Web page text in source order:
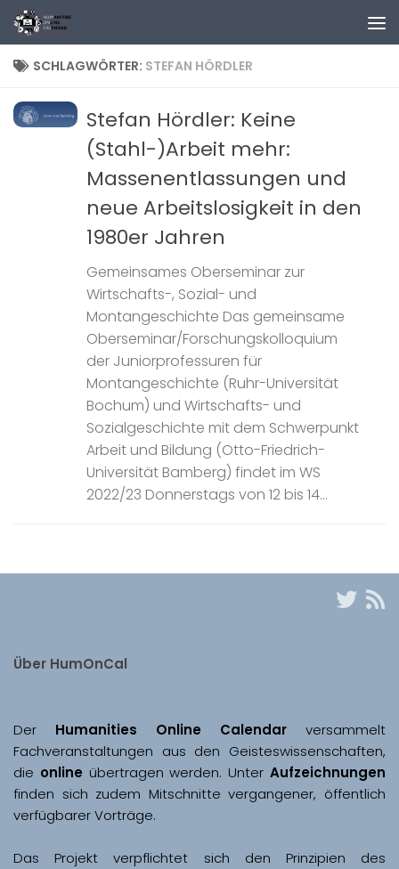
Zum Inhalt springen
SCHLAGWÖRTER: STEFAN HÖRDLER
Stefan Hördler: Keine
(Stahl-)Arbeit mehr:
Massenentlassungen und
neue Arbeitslosigkeit in den
1980er Jahren
Gemeinsames Oberseminar zur
Wirtschafts-, Sozial- und
Montangeschichte Das gemeinsame
Oberseminar/Forschungskolloquium
der Juniorprofessuren für
Montangeschichte (Ruhr-Universität
Bochum) und Wirtschafts- und
Sozialgeschichte mit dem Schwerpunkt
Arbeit und Bildung (Otto-Friedrich-
Universität Bamberg) findet im WS
2022/23 Donnerstags von 12 bis 14...
Über HumOnCal
Der Humanities Online Calendar versammelt
Fachveranstaltungen aus den Geisteswissenschaften,
die online übertragen werden. Unter Aufzeichnungen
finden sich zudem Mitschnitte vergangener, öffentlich
Das Projekt verpflichtet sich den Prinzipien des